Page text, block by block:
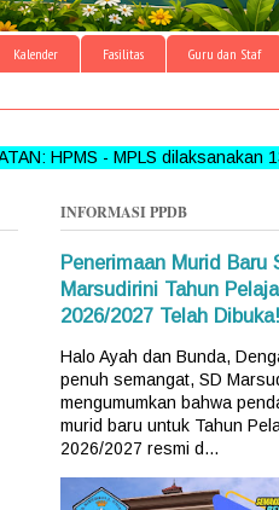
Kalender Fasilitas Guru dan Staf
dilaksanakan 13-17 Juni
INFORMASI PPDB
Penerimaan Murid Baru
Marsudirini Tahun
2026/2027 Telah Dibuka!
Halo Ayah dan Bunda,
penuh semangat, SD
mengumumkan bahwa
murid baru untuk Tahun
2026/2027 resmi d...